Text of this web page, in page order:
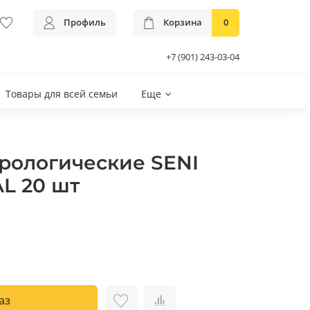
Профиль Корзина 0
+7 (901) 243-03-04
Товары для всей семьи
Еще
SENI
20 шт